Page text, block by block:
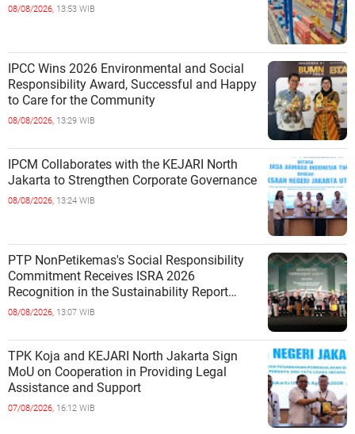
08/08/2026, 13:53 WIB
IPCC Wins 2026 Environmental and Social
Responsibility Award, Successful and Happy
to Care for the Community
08/08/2026, 13:29 WIB
IPCM Collaborates with the KEJARI North
Jakarta to Strengthen Corporate Governance
08/08/2026, 13:24 WIB
PTP NonPetikemas's Social Responsibility
Commitment Receives ISRA 2026
Recognition in the Sustainability Report
Category
08/08/2026, 13:07 WIB
TPK Koja and KEJARI North Jakarta Sign
MoU on Cooperation in Providing Legal
Assistance and Support
07/08/2026, 16:12 WIB